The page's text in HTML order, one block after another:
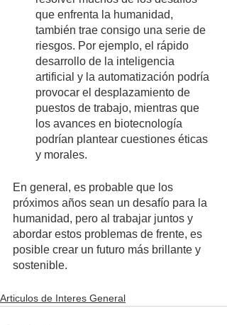
que enfrenta la humanidad,
también trae consigo una serie de
riesgos. Por ejemplo, el rápido
desarrollo de la inteligencia
artificial y la automatización podría
provocar el desplazamiento de
puestos de trabajo, mientras que
los avances en biotecnología
podrían plantear cuestiones éticas
y morales.
En general, es probable que los
próximos años sean un desafío para la
humanidad, pero al trabajar juntos y
abordar estos problemas de frente, es
posible crear un futuro más brillante y
sostenible.
Articulos de Interes General